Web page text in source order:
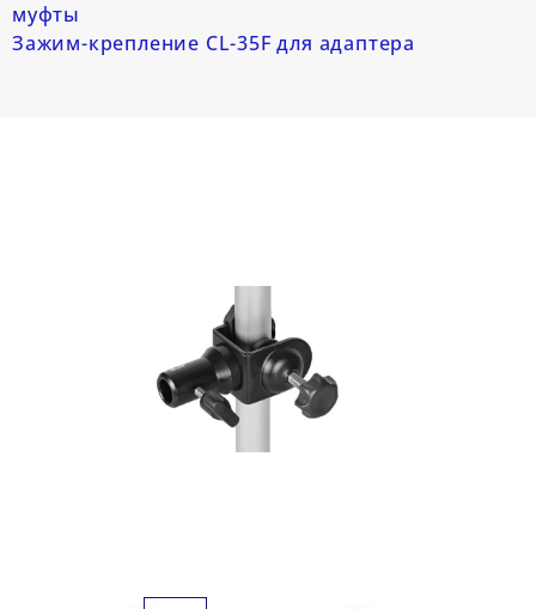
муфты
Зажим-крепление CL-35F для адаптера